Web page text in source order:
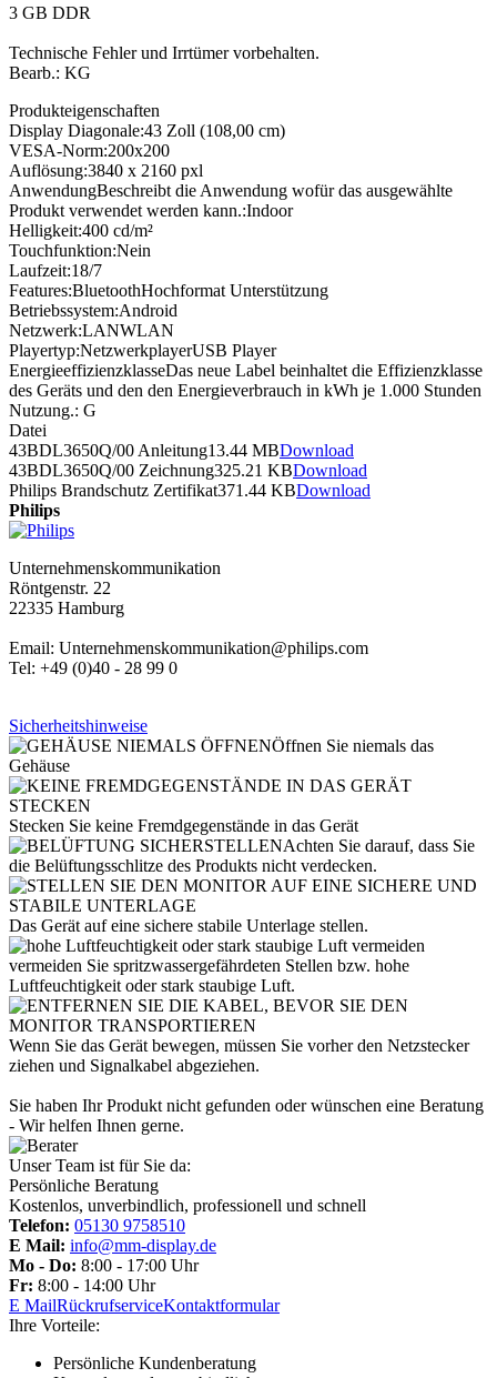
3 GB DDR
Technische Fehler und Irrtümer vorbehalten.
Bearb.: KG
Produkteigenschaften
Display Diagonale:43 Zoll (108,00 cm)
VESA-Norm:200x200
Auflösung:3840 x 2160 pxl
AnwendungBeschreibt die Anwendung wofür das ausgewählte
Produkt verwendet werden kann.:Indoor
Helligkeit:400 cd/m²
Touchfunktion:Nein
Laufzeit:18/7
Features:BluetoothHochformat Unterstützung
Betriebssystem:Android
Netzwerk:LANWLAN
Playertyp:NetzwerkplayerUSB Player
EnergieeffizienzklasseDas neue Label beinhaltet die Effizienzklasse
des Geräts und den den Energieverbrauch in kWh je 1.000 Stunden
Nutzung.: G
Datei
43BDL3650Q/00 Anleitung13.44 MBDownload
43BDL3650Q/00 Zeichnung325.21 KBDownload
Philips Brandschutz Zertifikat371.44 KBDownload
Philips
Unternehmenskommunikation
Röntgenstr. 22
22335 Hamburg
Email: Unternehmenskommunikation@philips.com
Tel: +49 (0)40 - 28 99 0
Sicherheitshinweise
Öffnen Sie niemals das
Gehäuse
Stecken Sie keine Fremdgegenstände in das Gerät
Achten Sie darauf, dass Sie
die Belüftungsschlitze des Produkts nicht verdecken.
Das Gerät auf eine sichere stabile Unterlage stellen.
vermeiden Sie spritzwassergefährdeten Stellen bzw. hohe
Luftfeuchtigkeit oder stark staubige Luft.
Wenn Sie das Gerät bewegen, müssen Sie vorher den Netzstecker
ziehen und Signalkabel abgeziehen.
Sie haben Ihr Produkt nicht gefunden oder wünschen eine Beratung
- Wir helfen Ihnen gerne.
Unser Team ist für Sie da:
Persönliche Beratung
Kostenlos, unverbindlich, professionell und schnell
Telefon: 05130 9758510
E Mail: info@mm-display.de
Mo - Do: 8:00 - 17:00 Uhr
Fr: 8:00 - 14:00 Uhr
E MailRückrufserviceKontaktformular
Ihre Vorteile:
Persönliche Kundenberatung